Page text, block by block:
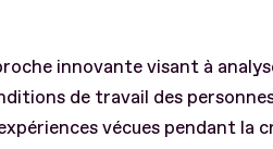
innovante visant à
de travail des
vécues pendant la